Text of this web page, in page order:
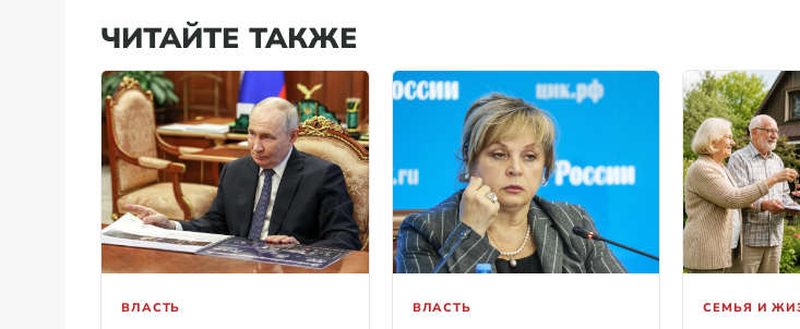
ЧИТАЙТЕ ТАКЖЕ
ВЛАСТЬ ВЛАСТЬ СЕМЬЯ И